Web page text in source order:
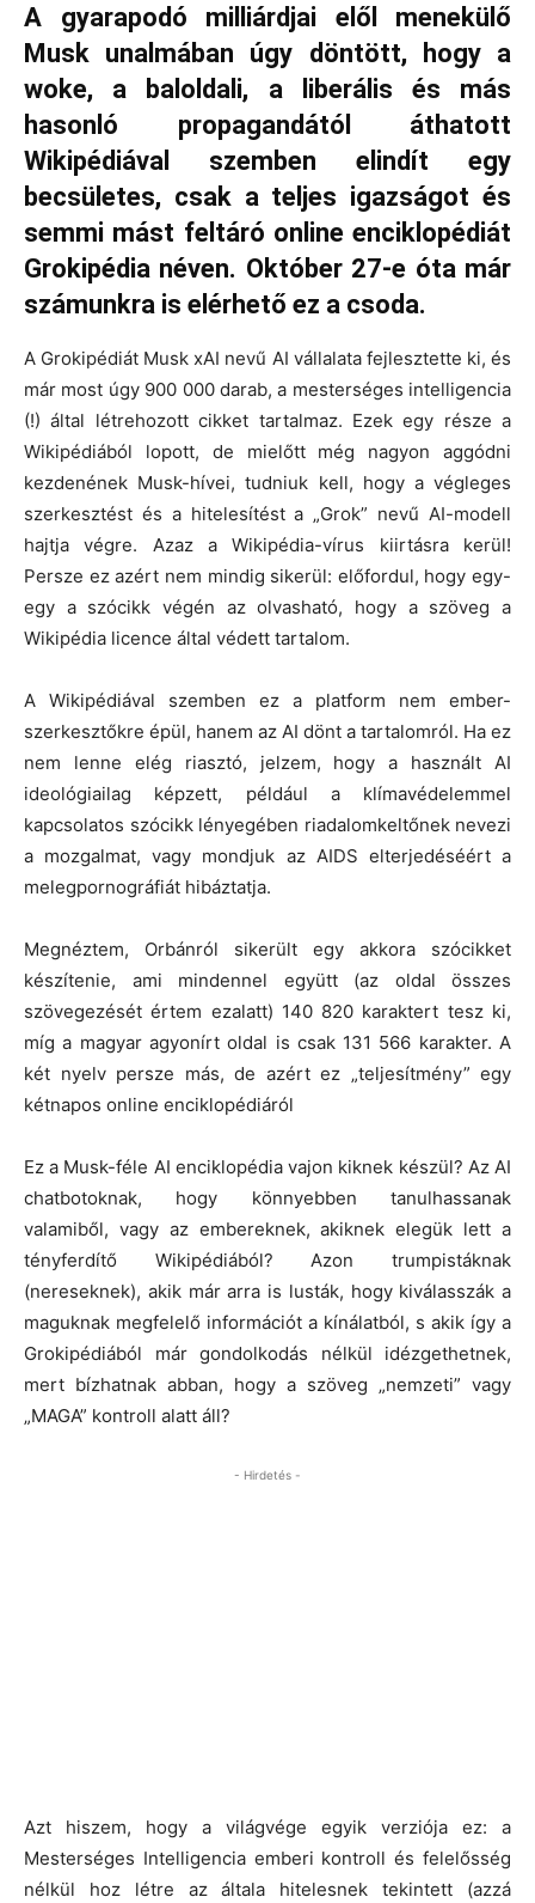
A gyarapodó milliárdjai elől menekülő
Musk unalmában úgy döntött, hogy a
woke, a baloldali, a liberális és más
hasonló propagandától áthatott
Wikipédiával szemben elindít egy
becsületes, csak a teljes igazságot és
semmi mást feltáró online enciklopédiát
Grokipédia néven. Október 27-e óta már
számunkra is elérhető ez a csoda.
A Grokipédiát Musk xAI nevű AI vállalata fejlesztette ki, és
már most úgy 900 000 darab, a mesterséges intelligencia
(!) által létrehozott cikket tartalmaz. Ezek egy része a
Wikipédiából lopott, de mielőtt még nagyon aggódni
kezdenének Musk-hívei, tudniuk kell, hogy a végleges
szerkesztést és a hitelesítést a „Grok” nevű AI-modell
hajtja végre. Azaz a Wikipédia-vírus kiirtásra kerül!
Persze ez azért nem mindig sikerül: előfordul, hogy egy-
egy a szócikk végén az olvasható, hogy a szöveg a
Wikipédia licence által védett tartalom.
A Wikipédiával szemben ez a platform nem ember-
szerkesztőkre épül, hanem az AI dönt a tartalomról. Ha ez
nem lenne elég riasztó, jelzem, hogy a használt AI
ideológiailag képzett, például a klímavédelemmel
kapcsolatos szócikk lényegében riadalomkeltőnek nevezi
a mozgalmat, vagy mondjuk az AIDS elterjedéséért a
melegpornográfiát hibáztatja.
Megnéztem, Orbánról sikerült egy akkora szócikket
készítenie, ami mindennel együtt (az oldal összes
szövegezését értem ezalatt) 140 820 karaktert tesz ki,
míg a magyar agyonírt oldal is csak 131 566 karakter. A
két nyelv persze más, de azért ez „teljesítmény” egy
kétnapos online enciklopédiáról
Ez a Musk-féle AI enciklopédia vajon kiknek készül? Az AI
chatbotoknak, hogy könnyebben tanulhassanak
valamiből, vagy az embereknek, akiknek elegük lett a
tényferdítő Wikipédiából? Azon trumpistáknak
(nereseknek), akik már arra is lusták, hogy kiválasszák a
maguknak megfelelő információt a kínálatból, s akik így a
Grokipédiából már gondolkodás nélkül idézgethetnek,
mert bízhatnak abban, hogy a szöveg „nemzeti” vagy
„MAGA” kontroll alatt áll?
- Hirdetés -
Azt hiszem, hogy a világvége egyik verziója ez: a
Mesterséges Intelligencia emberi kontroll és felelősség
nélkül hoz létre az általa hitelesnek tekintett (azzá